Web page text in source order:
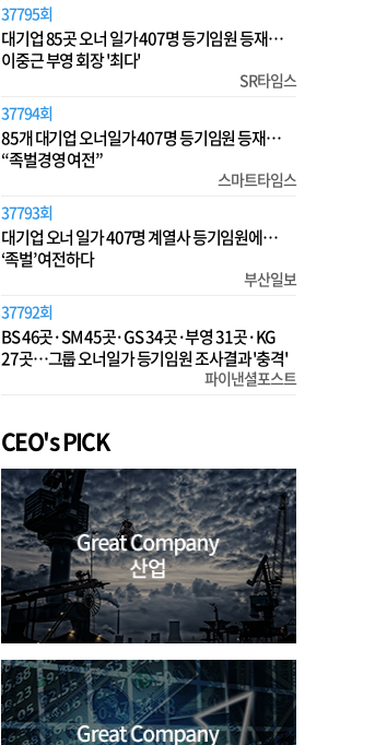
37795회
대기업 85곳 오너 일가 407명 등기임원 등재…
이중근 부영 회장 '최다'
SR타임스
37794회
85개 대기업 오너일가 407명 등기임원 등재…
“족벌경영 여전”
스마트타임스
37793회
대기업 오너 일가 407명 계열사 등기임원에…
‘족벌’ 여전하다
부산일보
37792회
BS 46곳·SM 45곳·GS 34곳·부영 31곳·KG
27곳…그룹 오너일가 등기임원 조사결과 '충격'
파이낸셜포스트
CEO's PICK